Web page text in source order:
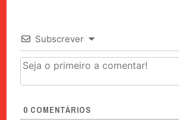
Subscrever
0 COMENTÁRIOS